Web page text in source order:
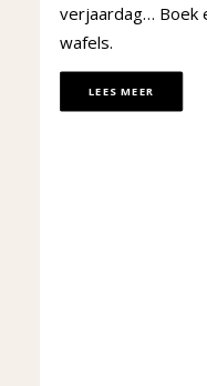
verjaardag… Boek
wafels.
LEES MEER